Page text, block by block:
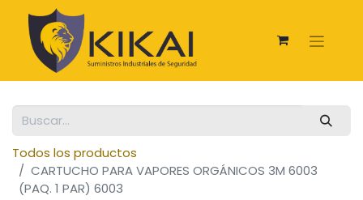
Todos los productos
CARTUCHO PARA VAPORES ORGÁNICOS 3M 6003
(PAQ. 1 PAR) 6003